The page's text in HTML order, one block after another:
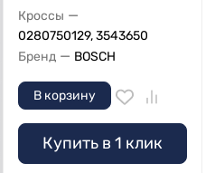
Кроссы —
0280750129, 3543650
Бренд — BOSCH
В корзину
Купить в 1 клик